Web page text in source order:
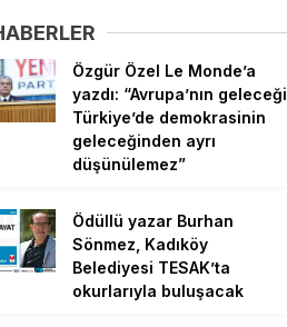
Özgür Özel Le Monde’a
yazdı: “Avrupa’nın geleceği
Türkiye’de demokrasinin
geleceğinden ayrı
düşünülemez”
Ödüllü yazar Burhan
Sönmez, Kadıköy
Belediyesi TESAK’ta
okurlarıyla buluşacak